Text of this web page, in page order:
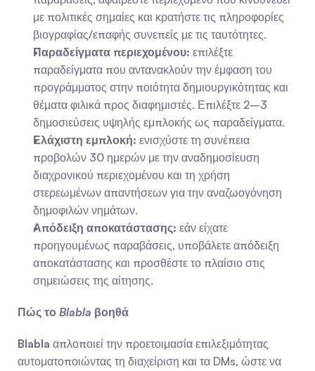
με πολιτικές σημαίες και κρατήστε τις πληροφορίες
βιογραφίας/επαφής συνεπείς με τις ταυτότητες.
Παραδείγματα περιεχομένου: επιλέξτε
παραδείγματα που αντανακλούν την έμφαση του
προγράμματος στην ποιότητα δημιουργικότητας και
θέματα φιλικά προς διαφημιστές. Επιλέξτε 2–3
δημοσιεύσεις υψηλής εμπλοκής ως παραδείγματα.
Ελάχιστη εμπλοκή: ενισχύστε τη συνέπεια
προβολών 30 ημερών με την αναδημοσίευση
διαχρονικού περιεχομένου και τη χρήση
στερεωμένων απαντήσεων για την αναζωογόνηση
δημοφιλών νημάτων.
Απόδειξη αποκατάστασης: εάν είχατε
προηγουμένως παραβάσεις, υποβάλετε απόδειξη
αποκατάστασης και προσθέστε το πλαίσιο στις
σημειώσεις της αίτησης.
Πώς το Blabla βοηθά
Blabla απλοποιεί την προετοιμασία επιλεξιμότητας
αυτοματοποιώντας τη διαχείριση και τα DMs, ώστε να